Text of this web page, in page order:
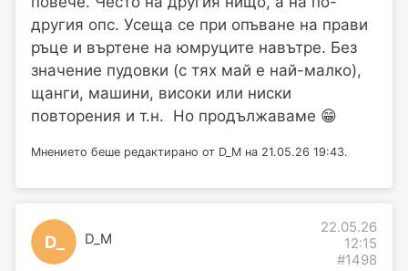
другия опс. Усеща се при опъване на прави
ръце и въртене на юмруците навътре. Без
значение пудовки (с тях май е най-малко),
щанги, машини, високи или ниски
повторения и т.н. Но продължаваме 😁
Мнението беше редактирано от D_M на 21.05.26 19:43.
D_ D_M
22.05.26
12:15
#1498